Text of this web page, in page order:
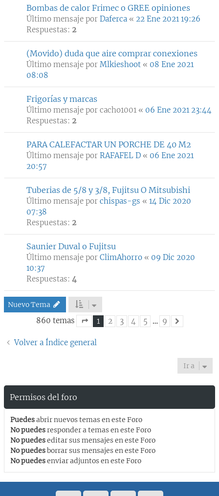
Bombas de calor Frimec o GREE opiniones
Último mensaje por Daferca « 22 Ene 2021 19:26
Respuestas: 2
(Movido) duda que aire comprar conexiones
Último mensaje por Mlkieshoot « 08 Ene 2021
08:08
Frigorías y marcas
Último mensaje por cacho1001 « 06 Ene 2021 23:44
Respuestas: 2
PARA CALEFACTAR UN PORCHE DE 40 M2
Último mensaje por RAFAFEL D « 06 Ene 2021
20:57
Tuberias de 5/8 y 3/8, Fujitsu O Mitsubishi
Último mensaje por chispas-gs « 14 Dic 2020
07:38
Respuestas: 2
Saunier Duval o Fujitsu
Último mensaje por ClimAhorro « 09 Dic 2020
10:37
Respuestas: 4
Nuevo Tema
860 temas
Página1de9
1 2 3 4 5 … 9
Siguiente
Volver a Índice general
Ir a
Permisos del foro
Puedesabrir nuevos temas en este Foro
No puedesresponder a temas en este Foro
No puedeseditar sus mensajes en este Foro
No puedesborrar sus mensajes en este Foro
No puedesenviar adjuntos en este Foro